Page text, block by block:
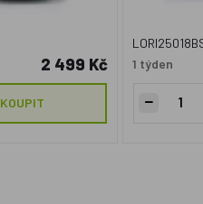
2 499 Kč
KOUPIT
1 týden